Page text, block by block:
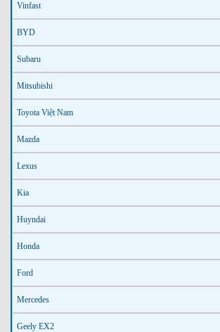
Vinfast
BYD
Subaru
Mitsubishi
Toyota Việt Nam
Mazda
Lexus
Kia
Huyndai
Honda
Ford
Mercedes
Geely EX2